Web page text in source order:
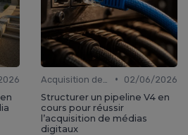
•
02/06/2026
Structurer un pipeline V4 en
cours pour réussir
l’acquisition de médias
digitaux